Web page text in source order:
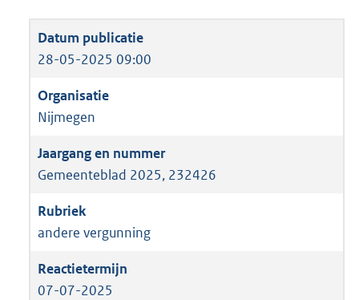
28-05-2025 09:00
Nijmegen
Gemeenteblad 2025, 232426
andere vergunning
07-07-2025